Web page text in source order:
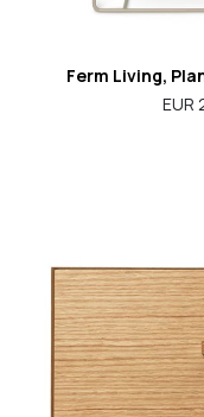
Ferm Living,
EUR